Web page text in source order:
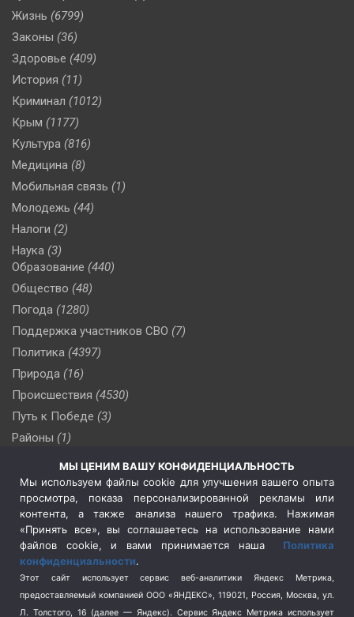
Жизнь (6799)
Законы (36)
Здоровье (409)
История (11)
Криминал (1012)
Крым (1177)
Культура (816)
Медицина (8)
Мобильная связь (1)
Молодежь (44)
Налоги (2)
Наука (3)
Образование (440)
Общество (48)
Погода (1280)
Поддержка участников СВО (7)
Политика (4397)
Природа (16)
Происшествия (4530)
Путь к Победе (3)
Районы (1)
(510)
Сельское хозяйство (3)
Социальная политика
(3)
Спецоперация в Украине
Спецоперация на Украине
(404)
Спорт (740)
Терроризм (1)
МЫ ЦЕНИМ ВАШУ КОНФИДЕНЦИАЛЬНОСТЬ
Мы используем файлы cookie для улучшения вашего опыта
просмотра, показа персонализированной рекламы или
контента, а также анализа нашего трафика. Нажимая
«Принять все», вы соглашаетесь на использование нами
файлов cookie, и вами принимается наша Политика
конфиденциальности.
Этот сайт использует сервис веб-аналитики Яндекс Метрика,
предоставляемый компанией ООО «ЯНДЕКС», 119021, Россия, Москва, ул.
Л. Толстого, 16 (далее — Яндекс). Сервис Яндекс Метрика использует